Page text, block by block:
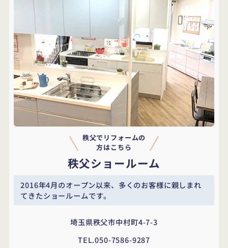
秩父でリフォームの
方はこちら
秩父ショールーム
2016年4月のオープン以来、多くのお客様に親しまれ
てきたショールームです。
埼玉県秩父市中村町4-7-3
TEL.050-7586-9287